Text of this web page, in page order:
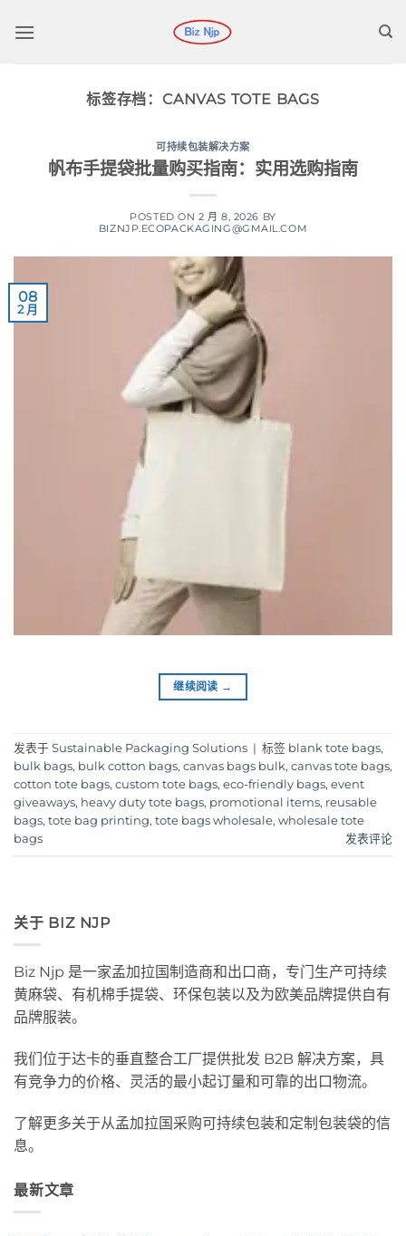
标签存档： CANVAS TOTE BAGS
可持续包装解决方案
帆布手提袋批量购买指南：实用选购指南
POSTED ON 2 月 8, 2026 BY
BIZNJP.ECOPACKAGING@GMAIL.COM
08
2 月
继续阅读 →
发表于 Sustainable Packaging Solutions | 标签 blank tote bags,
bulk bags, bulk cotton bags, canvas bags bulk, canvas tote bags,
cotton tote bags, custom tote bags, eco-friendly bags, event
giveaways, heavy duty tote bags, promotional items, reusable
bags, tote bag printing, tote bags wholesale, wholesale tote
bags
发表评论
关于 BIZ NJP
Biz Njp 是一家孟加拉国制造商和出口商，专门生产可持续
黄麻袋、有机棉手提袋、环保包装以及为欧美品牌提供自有
品牌服装。
我们位于达卡的垂直整合工厂提供批发 B2B 解决方案，具
有竞争力的价格、灵活的最小起订量和可靠的出口物流。
了解更多关于从孟加拉国采购可持续包装和定制包装袋的信
息。
最新文章